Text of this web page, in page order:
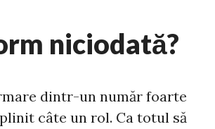
niciodată?
dintr-un număr foarte
câte un rol. Ca totul să